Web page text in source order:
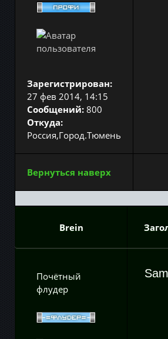
Зарегистрирован:
27 фев 2014, 14:15
Сообщений: 800
Откуда:
Россия,Город.Тюмень
Вернуться наверх
Brein
Почётный
флудер